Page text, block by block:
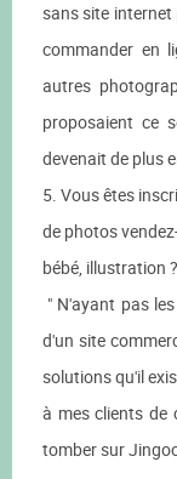
sans site
commander en
autres
proposaient ce
devenait de plus
5. Vous êtes
de photos
bébé, illustration
" N'ayant pas
d'un site
solutions qu'il
à mes clients de
tomber sur